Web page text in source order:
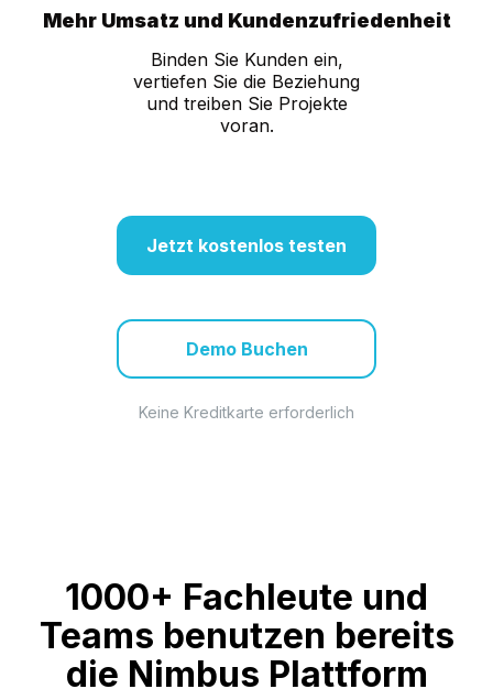
Mehr Umsatz und Kundenzufriedenheit
Binden Sie Kunden ein,
vertiefen Sie die Beziehung
und treiben Sie Projekte
voran.
Jetzt kostenlos testen
Demo Buchen
Keine Kreditkarte erforderlich
1000+ Fachleute und
Teams benutzen bereits
die Nimbus Plattform